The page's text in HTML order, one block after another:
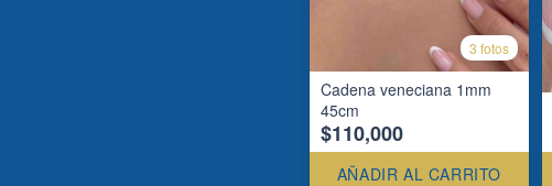
3 fotos
Cadena veneciana 1mm
45cm
$110,000
AÑADIR AL CARRITO